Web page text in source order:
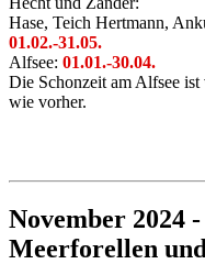
Hase, Teich Hertmann,
01.02.-31.05.
Alfsee: 01.01.-30.04.
Die Schonzeit am Alfsee
wie vorher.
November 2024
Meerforellen